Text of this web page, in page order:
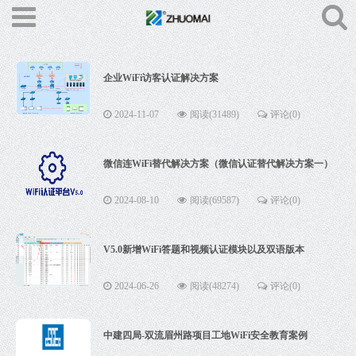
企业WiFi访客认证解决方案
2024-11-07 阅读(31489) 评论(0)
微信连WiFi替代解决方案（微信认证替代解决方案一）
2024-08-10 阅读(69587) 评论(0)
V5.0新增WiFi答题和视频认证模块以及双语版本
2024-06-26 阅读(48274) 评论(0)
中建四局-双流眉州路项目工地WiFi安全教育案例